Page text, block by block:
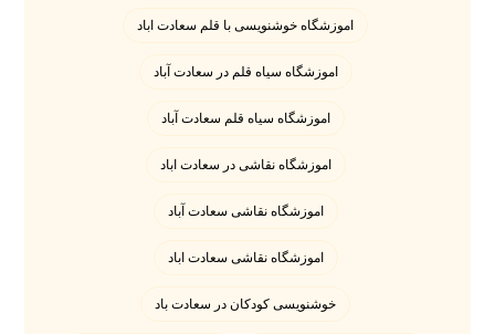
اموزشگاه خوشنویسی با قلم سعادت اباد
اموزشگاه سیاه قلم در سعادت آباد
اموزشگاه سیاه قلم سعادت آباد
اموزشگاه نقاشی در سعادت اباد
اموزشگاه نقاشی سعادت آباد
اموزشگاه نقاشی سعادت اباد
خوشنویسی کودکان در سعادت باد